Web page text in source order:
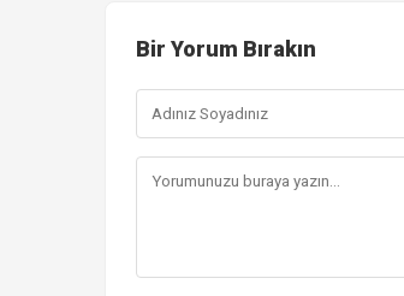
Bir Yorum Bırakın